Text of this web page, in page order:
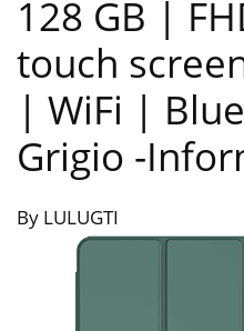
128 GB |
touch
| WiFi |
Grigio -
By LULUGTI